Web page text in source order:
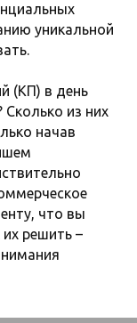
уникальной
(КП) в день
из них
начав
что вы
их решить –